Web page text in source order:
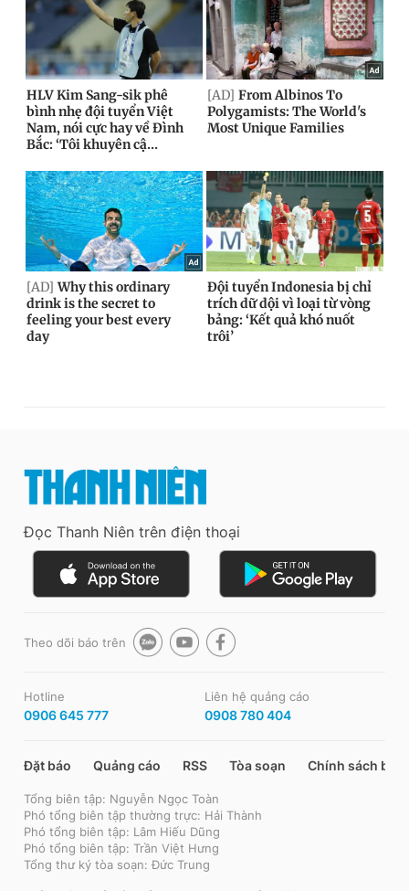
Đọc Thanh Niên trên điện thoại
Theo dõi báo trên
Hotline
0906 645 777
Liên hệ quảng cáo
0908 780 404
Đặt báo Quảng cáo RSS Tòa soạn Chính sách bảo
Tổng biên tập: Nguyễn Ngọc Toàn
Phó tổng biên tập thường trực: Hải Thành
Phó tổng biên tập: Lâm Hiếu Dũng
Phó tổng biên tập: Trần Việt Hưng
Tổng thư ký tòa soạn: Đức Trung